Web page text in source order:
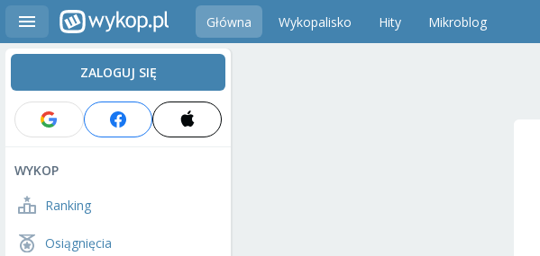
Główna Wykopalisko Hity Mikroblog
ZALOGUJ SIĘ
WYKOP
Ranking
Osiągnięcia